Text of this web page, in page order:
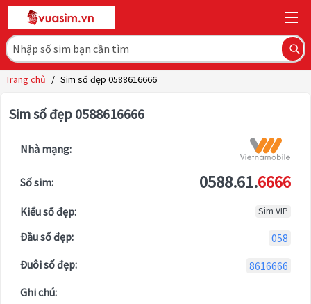
Trang chủ / Sim số đẹp 0588616666
Sim số đẹp 0588616666
Nhà mạng:
Số sim: 0588.61.6666
Kiểu số đẹp: Sim VIP
Đầu số đẹp:
058
Đuôi số đẹp:
8616666
Ghi chú: